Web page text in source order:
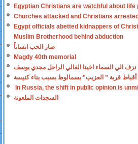
Egyptian Christians are watchful about life
Churches attacked and Christians
Egypt officials abetted kidnappers of
Muslim Brotherhood behind abduction
صار الحب انساناً
Magdy 40th memorial
نزف الي السماء اخينا الغالي الراحل مجدي يوسف
أقباط قرية ” العزيب” بسمالوط بسبب بناء كنيسة
In Russia, the shift in public opinion is
السجدات الملعونة